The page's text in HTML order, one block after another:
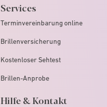
Services
Terminvereinbarung online
Brillenversicherung
Kostenloser Sehtest
Brillen-Anprobe
Hilfe & Kontakt